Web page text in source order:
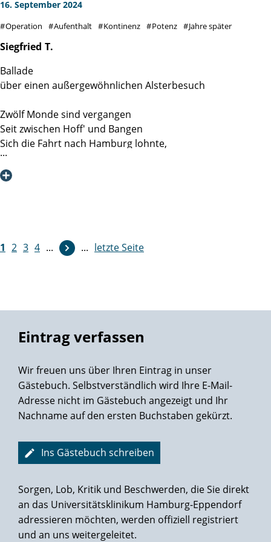
an das Team Station 4 des ehemaligen Gebäudes.
16. September 2024
Operation Aufenthalt Kontinenz Potenz Jahre später
Siegfried T.
Ballade
über einen außergewöhnlichen Alsterbesuch
Zwölf Monde sind vergangen
Seit zwischen Hoff' und Bangen
Sich die Fahrt nach Hamburg lohnte,
Wo ich bei den Martinis wohnte.
Dort galt es eine Drüse zu entfernen
Ohne Angst und Schweiß und Pein
Im Blümchenkleid aus dünnem Lein
War die im Vorlauf dedektierte
Gewebezelle samt der Lymphen.
Verlief der Eingriff ganz nach Plan -
Höchst routiniert der Ärzteclan.
Der Rückblick auf dies erste Jahr
Bezeugt den Mut und auch den Sieg
Im Wettlauf um den Lebenstrieb.
Um weiter froh und taff zu bleiben.
Auch wenn man es noch häufig glaubt,
Nicht jeder Kraftakt ist erlaubt.
1 2 3 4 ... ... letzte Seite
Eintrag verfassen
Wir freuen uns über Ihren Eintrag in unser
Gästebuch. Selbstverständlich wird Ihre E-Mail-
Adresse nicht im Gästebuch angezeigt und Ihr
Nachname auf den ersten Buchstaben gekürzt.
Ins Gästebuch schreiben
Sorgen, Lob, Kritik und Beschwerden, die Sie direkt
an das Universitätsklinikum Hamburg-Eppendorf
adressieren möchten, werden offiziell registriert
und an uns weitergeleitet.